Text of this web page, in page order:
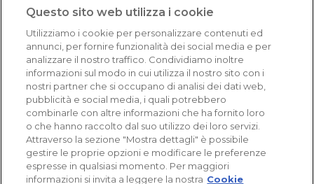
> INFORMATIVA RAEE
Dicono di noi
1.640 recensioni
Eccellente (4,8)
Acquisti verificati
Questo sito web utilizza i cookie
Utilizziamo i cookie per personalizzare contenuti ed
annunci, per fornire funzionalità dei social media e per
analizzare il nostro traffico. Condividiamo inoltre
informazioni sul modo in cui utilizza il nostro sito con i
nostri partner che si occupano di analisi dei dati web,
pubblicità e social media, i quali potrebbero
combinarle con altre informazioni che ha fornito loro
o che hanno raccolto dal suo utilizzo dei loro servizi.
Attraverso la sezione "Mostra dettagli" è possibile
gestire le proprie opzioni e modificare le preferenze
espresse in qualsiasi momento. Per maggiori
informazioni si invita a leggere la nostra Cookie